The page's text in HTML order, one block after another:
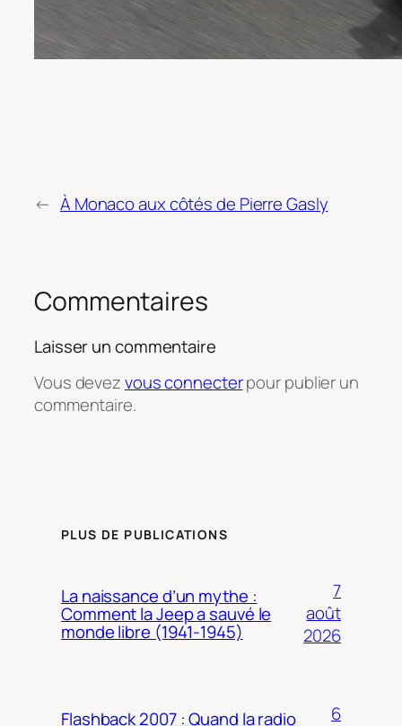
← À Monaco aux côtés de Pierre Gasly
Commentaires
Laisser un commentaire
Vous devezvous connecterpour publier un
commentaire.
PLUS DE PUBLICATIONS
La naissance d’un mythe :
Comment la Jeep a sauvé le
monde libre (1941-1945)
7
août
2026
Flashback 2007 : Quand la radio
6